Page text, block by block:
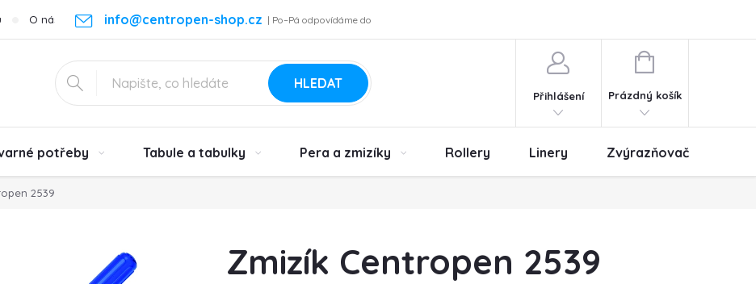
info@centropen-shop.cz | Po–Pá odpovídáme do
24 h
O nás Kontakt Vrácení zboží a reklamace Podmínky ochrany osobních údajů
HLEDAT
Přihlášení
NÁKUPNÍ
Prázdný košík
potřeby Tabule a tabulky Pera a zmizíky Rollery Linery Zvýrazňovače
2539
Zmizík Centropen 2539